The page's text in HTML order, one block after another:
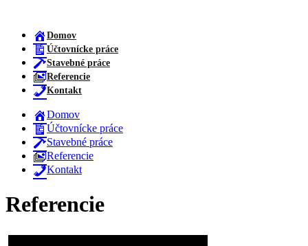
Domov
Účtovnícke práce
Stavebné práce
Referencie
Kontakt
Domov
Účtovnícke práce
Stavebné práce
Referencie
Kontakt
Referencie